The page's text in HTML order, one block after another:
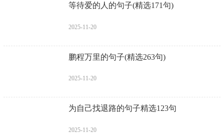
等待爱的人的句子(精选171句)
2025-11-20
鹏程万里的句子(精选263句)
2025-11-20
为自己找退路的句子精选123句
2025-11-20